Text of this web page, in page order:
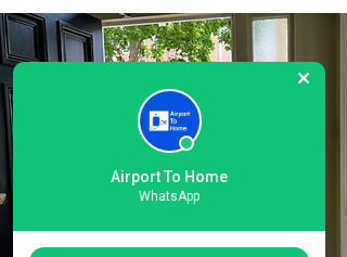
Airport To Home
WhatsApp